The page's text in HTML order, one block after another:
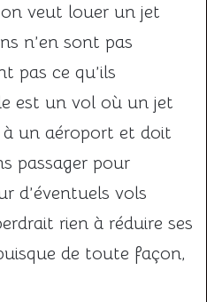
veut louer un jet
n’en sont pas
pas ce qu’ils
est un vol où un jet
à un aéroport et doit
passager pour
d’éventuels vols
rien à réduire ses
de toute façon,